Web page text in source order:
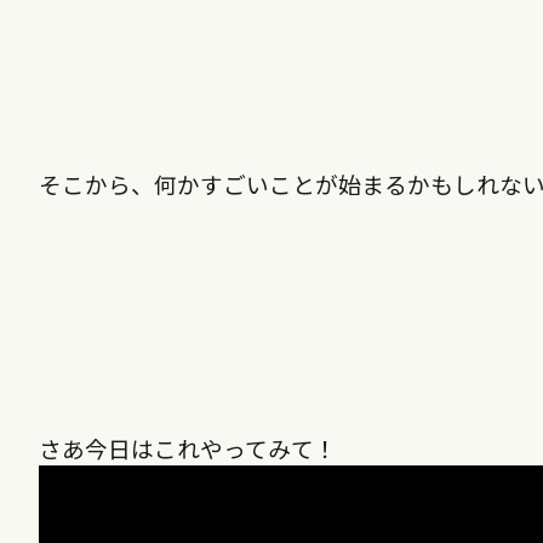
そこから、何かすごいことが始まるかもしれな
さあ今日はこれやってみて！